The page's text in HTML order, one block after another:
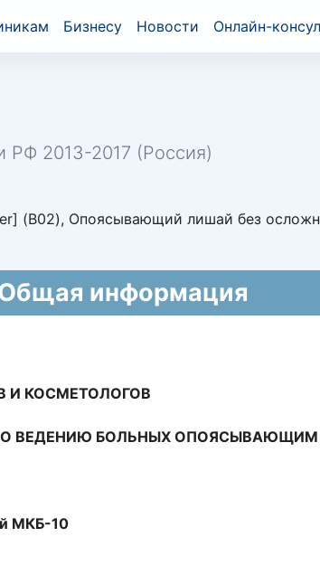
Бизнесу Новости Онлайн-
РФ 2013-2017 (Россия)
(B02), Опоясывающий лишай без
информация
И КОСМЕТОЛОГОВ
ВЕДЕНИЮ БОЛЬНЫХ ОПОЯСЫВАЮЩИМ
МКБ-10